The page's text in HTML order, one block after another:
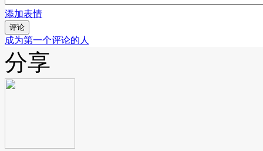
添加表情
评论
成为第一个评论的人
分享